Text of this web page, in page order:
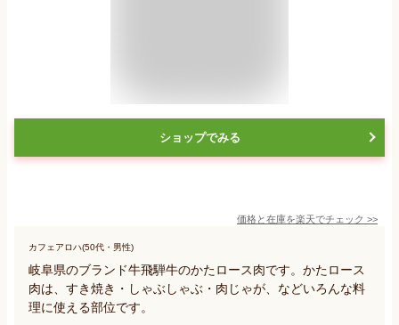
ショップでみる
価格と在庫を楽天でチェック >>
カフェアロハ(50代・男性)
岐阜県のブランド牛飛騨牛のかたロース肉です。かたロース
肉は、すき焼き・しゃぶしゃぶ・肉じゃが、などいろんな料
理に使える部位です。